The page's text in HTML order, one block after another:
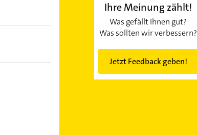
Ihre Meinung zählt!
Was gefällt Ihnen gut?
Was sollten wir verbessern?
Jetzt Feedback geben!